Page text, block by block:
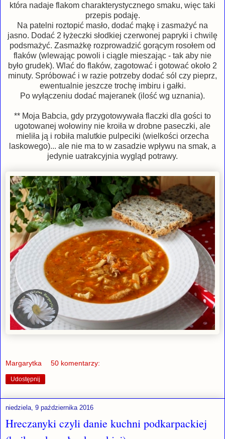
która nadaje flakom charakterystycznego smaku, więc taki
przepis podaję.
Na patelni roztopić masło, dodać mąkę i zasmażyć na
jasno. Dodać 2 łyżeczki słodkiej czerwonej papryki i chwilę
podsmażyć. Zasmażkę rozprowadzić gorącym rosołem od
flaków (wlewając powoli i ciągle mieszając - tak aby nie
było grudek). Wlać do flaków, zagotować i gotować około 2
minuty. Spróbować i w razie potrzeby dodać sól czy pieprz,
ewentualnie jeszcze trochę imbiru i gałki.
Po wyłączeniu dodać majeranek (ilość wg uznania).
** Moja Babcia, gdy przygotowywała flaczki dla gości to
ugotowanej wołowiny nie kroiła w drobne paseczki, ale
mieliła ją i robiła malutkie pulpeciki (wielkości orzecha
laskowego)... ale nie ma to w zasadzie wpływu na smak, a
jedynie uatrakcyjnia wygląd potrawy.
Margarytka 50 komentarzy:
Udostępnij
niedziela, 9 października 2016
Hreczanyki czyli danie kuchni podkarpackiej